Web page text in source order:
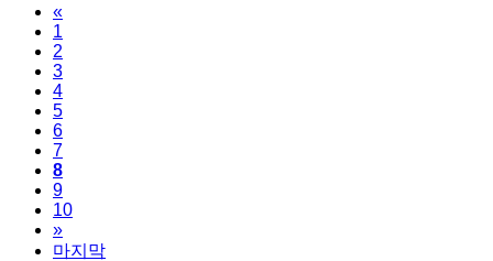
«
1
2
3
4
5
6
7
8
9
10
»
마지막